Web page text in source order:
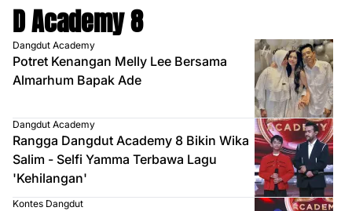
D Academy 8
Dangdut Academy
Potret Kenangan Melly Lee Bersama
Almarhum Bapak Ade
Dangdut Academy
Rangga Dangdut Academy 8 Bikin Wika
Salim - Selfi Yamma Terbawa Lagu
'Kehilangan'
Kontes Dangdut